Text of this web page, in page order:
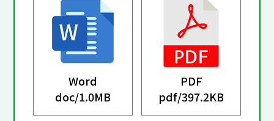
Word
doc/1.0MB
PDF
pdf/397.2KB